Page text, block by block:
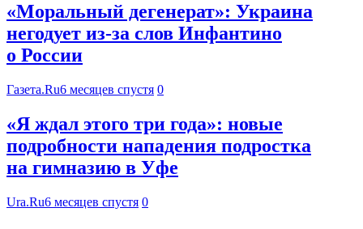
«Моральный дегенерат»: Украина
негодует из-за слов Инфантино
о России
Газета.Ru6 месяцев спустя 0
«Я ждал этого три года»: новые
подробности нападения подростка
на гимназию в Уфе
Ura.Ru6 месяцев спустя 0